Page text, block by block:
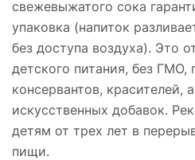
свежевыжатого сока
упаковка (напиток
без доступа воздуха). Это
детского питания, без ГМО,
консервантов, красителей,
искусственных добавок.
детям от трех лет в
пищи.